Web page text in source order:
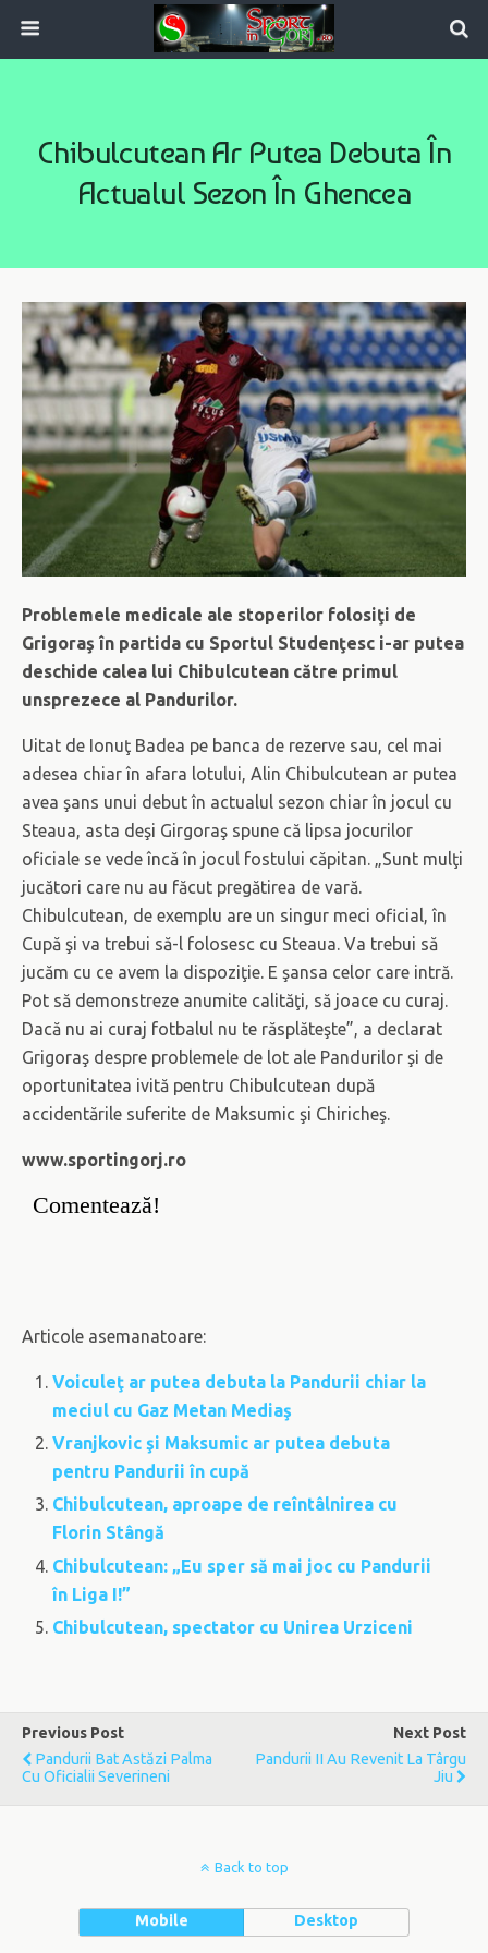
Chibulcutean Ar Putea Debuta În
Actualul Sezon În Ghencea
Problemele medicale ale stoperilor folosiţi de
Grigoraş în partida cu Sportul Studenţesc i-ar putea
deschide calea lui Chibulcutean către primul
unsprezece al Pandurilor.
Uitat de Ionuţ Badea pe banca de rezerve sau, cel mai
adesea chiar în afara lotului, Alin Chibulcutean ar putea
avea şans unui debut în actualul sezon chiar în jocul cu
Steaua, asta deşi Girgoraş spune că lipsa jocurilor
oficiale se vede încă în jocul fostului căpitan. „Sunt mulţi
jucători care nu au făcut pregătirea de vară.
Chibulcutean, de exemplu are un singur meci oficial, în
Cupă şi va trebui să-l folosesc cu Steaua. Va trebui să
jucăm cu ce avem la dispoziţie. E şansa celor care intră.
Pot să demonstreze anumite calităţi, să joace cu curaj.
Dacă nu ai curaj fotbalul nu te răsplăteşte”, a declarat
Grigoraş despre problemele de lot ale Pandurilor şi de
oportunitatea ivită pentru Chibulcutean după
accidentările suferite de Maksumic şi Chiricheş.
www.sportingorj.ro
Comentează!
Articole asemanatoare:
Voiculeţ ar putea debuta la Pandurii chiar la
meciul cu Gaz Metan Mediaş
Vranjkovic şi Maksumic ar putea debuta
pentru Pandurii în cupă
Chibulcutean, aproape de reîntâlnirea cu
Florin Stângă
Chibulcutean: „Eu sper să mai joc cu Pandurii
în Liga I!”
Chibulcutean, spectator cu Unirea Urziceni
Previous Post
Pandurii Bat Astăzi Palma
Cu Oficialii Severineni
Next Post
Pandurii II Au Revenit La Târgu
Jiu
Back to top
Mobile Desktop